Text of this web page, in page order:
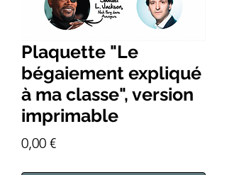
Plaquette "Le
bégaiement expliqué
à ma classe", version
imprimable
0,00 €Prix